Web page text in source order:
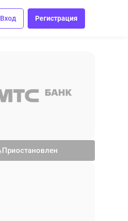
Вход Регистрация
Приостановлен